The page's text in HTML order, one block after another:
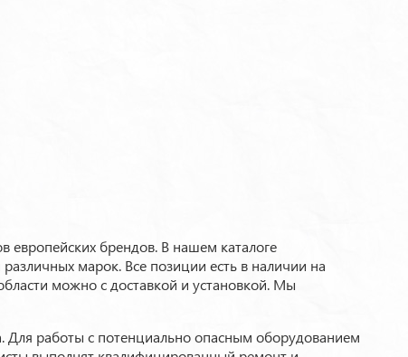
европейских брендов. В нашем каталоге
марок. Все позиции есть в наличии на
можно с доставкой и установкой. Мы
Для работы с потенциально опасным оборудованием